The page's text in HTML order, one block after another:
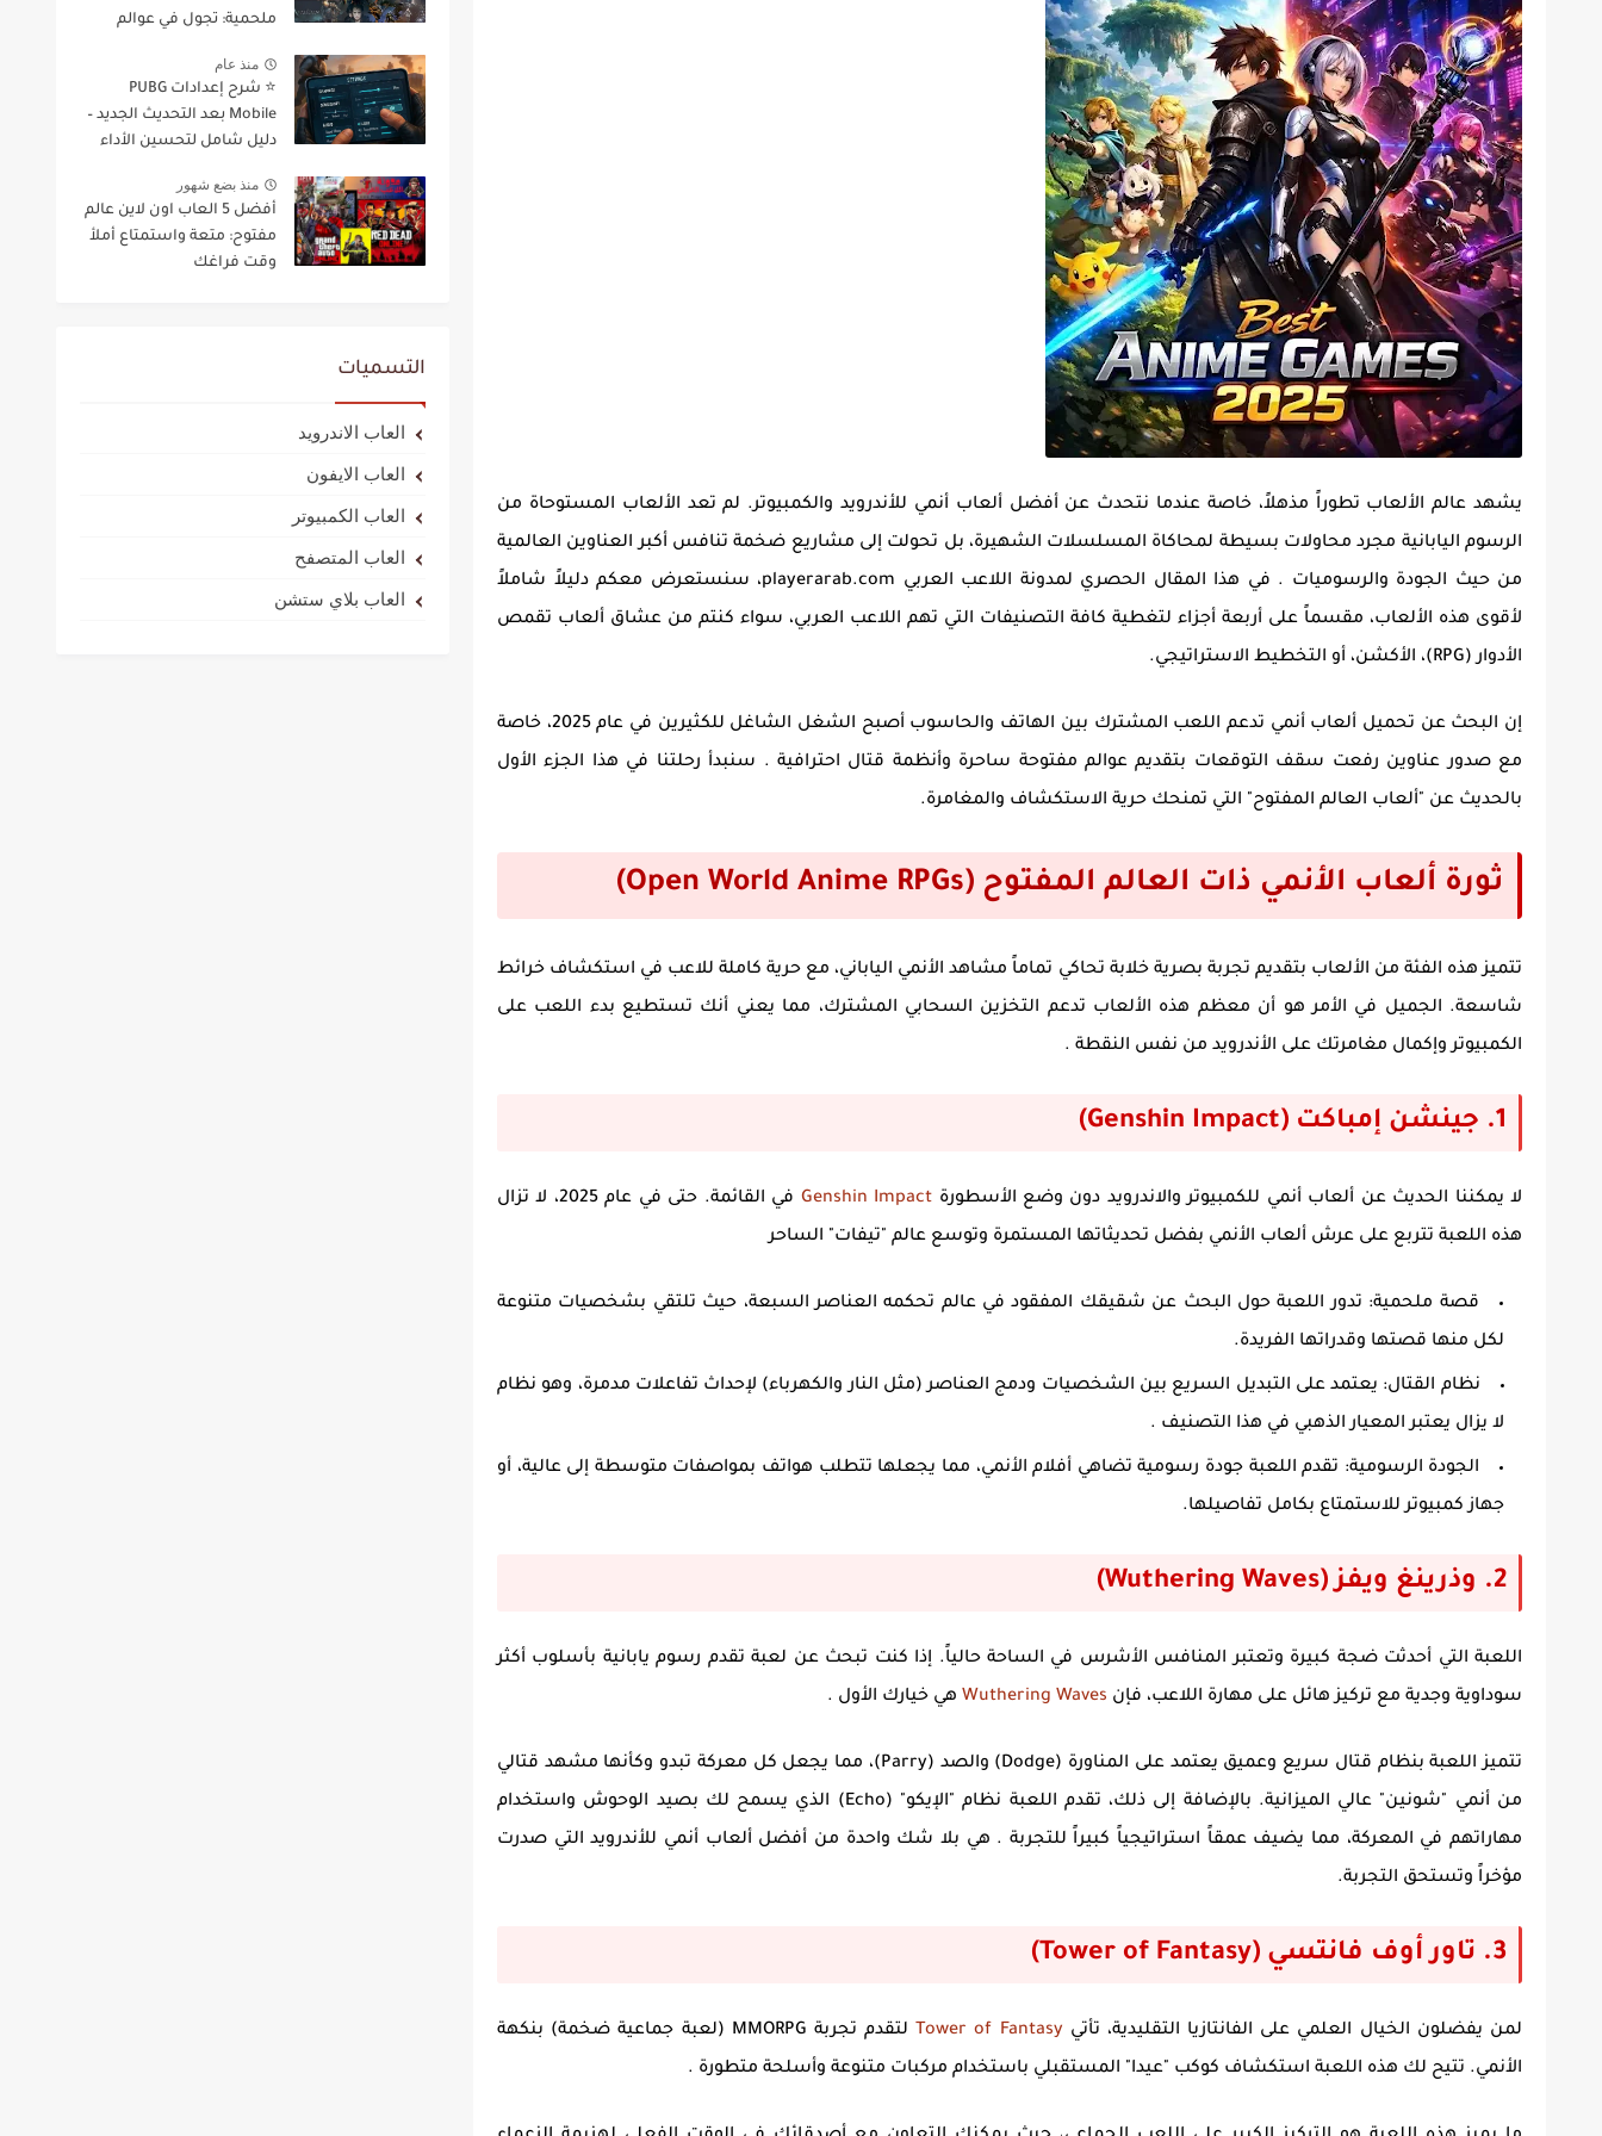
يشهد عالم الألعاب تطوراً مذهلاً، خاصة عندما نتحدث عن أفضل ألعاب أنمي للأندرويد والكمبيوتر. لم تعد الألعاب المستوحاة من
الرسوم اليابانية مجرد محاولات بسيطة لمحاكاة المسلسلات الشهيرة، بل تحولت إلى مشاريع ضخمة تنافس أكبر العناوين العالمية
من حيث الجودة والرسوميات . في هذا المقال الحصري لمدونة اللاعب العربي playerarab.com
، سنستعرض معكم دليلاً شاملاً
لأقوى هذه الألعاب، مقسماً على أربعة أجزاء لتغطية كافة التصنيفات التي تهم اللاعب العربي، سواء كنتم من عشاق ألعاب تقمص
الأدوار (RPG)، الأكشن، أو التخطيط الاستراتيجي.
إن البحث عن تحميل ألعاب أنمي
تدعم اللعب المشترك بين الهاتف والحاسوب أصبح الشغل الشاغل للكثيرين في عام 2025، خاصة
مع صدور عناوين رفعت سقف التوقعات بتقديم عوالم مفتوحة ساحرة وأنظمة قتال احترافية . سنبدأ رحلتنا في هذا الجزء الأول
بالحديث عن "ألعاب العالم المفتوح" التي تمنحك حرية الاستكشاف والمغامرة.
ثورة ألعاب الأنمي ذات العالم المفتوح (Open World Anime RPGs)
تتميز هذه الفئة من الألعاب بتقديم تجربة بصرية خلابة تحاكي تماماً مشاهد الأنمي الياباني، مع حرية كاملة للاعب في استكشاف خرائط
شاسعة. الجميل في الأمر هو أن معظم هذه الألعاب تدعم التخزين السحابي المشترك، مما يعني أنك تستطيع بدء اللعب على
الكمبيوتر وإكمال مغامرتك على الأندرويد من نفس النقطة .
1. جينشن إمباكت (Genshin Impact)
لا يمكننا الحديث عن ألعاب أنمي للكمبيوتر والاندرويد دون وضع الأسطورة Genshin Impact
في القائمة. حتى في عام 2025، لا تزال
هذه اللعبة تتربع على عرش ألعاب الأنمي بفضل تحديثاتها المستمرة وتوسع عالم "تيفات" الساحر
قصة ملحمية: تدور اللعبة حول البحث عن شقيقك المفقود في عالم تحكمه العناصر السبعة، حيث تلتقي بشخصيات متنوعة
لكل منها قصتها وقدراتها الفريدة.
نظام القتال: يعتمد على التبديل السريع بين الشخصيات ودمج العناصر (مثل النار والكهرباء) لإحداث تفاعلات مدمرة، وهو نظام
لا يزال يعتبر المعيار الذهبي في هذا التصنيف .
الجودة الرسومية: تقدم اللعبة جودة رسومية تضاهي أفلام الأنمي، مما يجعلها تتطلب هواتف بمواصفات متوسطة إلى عالية، أو
جهاز كمبيوتر للاستمتاع بكامل تفاصيلها.
2. وذرينغ ويفز (Wuthering Waves)
اللعبة التي أحدثت ضجة كبيرة وتعتبر المنافس الأشرس في الساحة حالياً. إذا كنت تبحث عن لعبة تقدم رسوم يابانية بأسلوب أكثر
سوداوية وجدية مع تركيز هائل على مهارة اللاعب، فإن Wuthering Waves هي خيارك الأول .
تتميز اللعبة بنظام قتال سريع وعميق يعتمد على المناورة (Dodge) والصد (Parry)، مما يجعل كل معركة تبدو وكأنها مشهد قتالي
من أنمي "شونين" عالي الميزانية. بالإضافة إلى ذلك، تقدم اللعبة نظام "الإيكو" (Echo) الذي يسمح لك بصيد الوحوش واستخدام
مهاراتهم في المعركة، مما يضيف عمقاً استراتيجياً كبيراً للتجربة . هي بلا شك واحدة من أفضل ألعاب أنمي للأندرويدالتي صدرت
مؤخراً وتستحق التجربة.
3. تاور أوف فانتسي (Tower of Fantasy)
لمن يفضلون الخيال العلمي على الفانتازيا التقليدية، تأتي Tower of Fantasy
لتقدم تجربة MMORPG (لعبة جماعية ضخمة) بنكهة
الأنمي. تتيح لك هذه اللعبة استكشاف كوكب "عيدا" المستقبلي باستخدام مركبات متنوعة وأسلحة متطورة .
ملحمية: تجول في عوالم
منذ عام
⭐ شرح إعدادات PUBG
Mobile بعد التحديث الجديد –
دليل شامل لتحسين الأداء
منذ بضع شهور
أفضل 5 العاب اون لاين عالم
مفتوح: متعة واستمتاع أملأ
وقت فراغك
التسميات
العاب الاندرويد
العاب الايفون
العاب الكمبيوتر
العاب المتصفح
العاب بلاي ستشن